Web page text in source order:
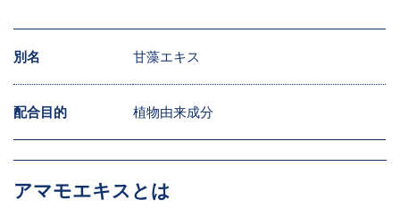
別名 甘藻エキス
配合目的 植物由来成分
アマモエキスとは